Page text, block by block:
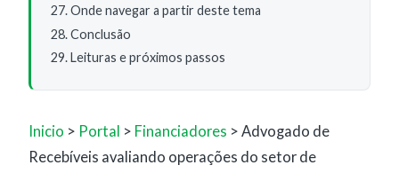
Onde navegar a partir deste tema
Conclusão
Leituras e próximos passos
Inicio > Portal > Financiadores > Advogado de
Recebíveis avaliando operações do setor de